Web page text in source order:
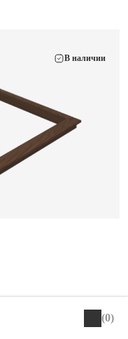
(0)
В наличии